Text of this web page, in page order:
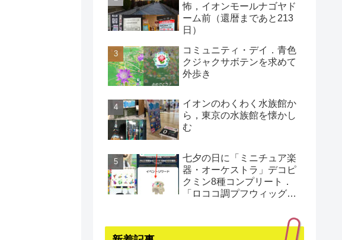
怖，イオンモールナゴヤド
ーム前（還暦まであと213
日）
コミュニティ・デイ．青色
クジャクサボテンを求めて
外歩き
イオンのわくわく水族館か
ら，東京の水族館を懐かし
む
七夕の日に「ミニチュア楽
器・オーケストラ」デコピ
クミン8種コンプリート．
「ロココ調プフウィッグ・